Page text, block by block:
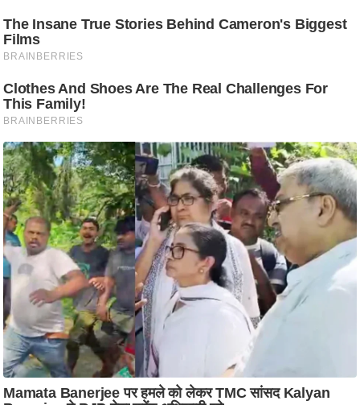
स्तं
भ
म
.
आ
र
.
आ
ई
.
चा
य
र
स
मी
क्षा